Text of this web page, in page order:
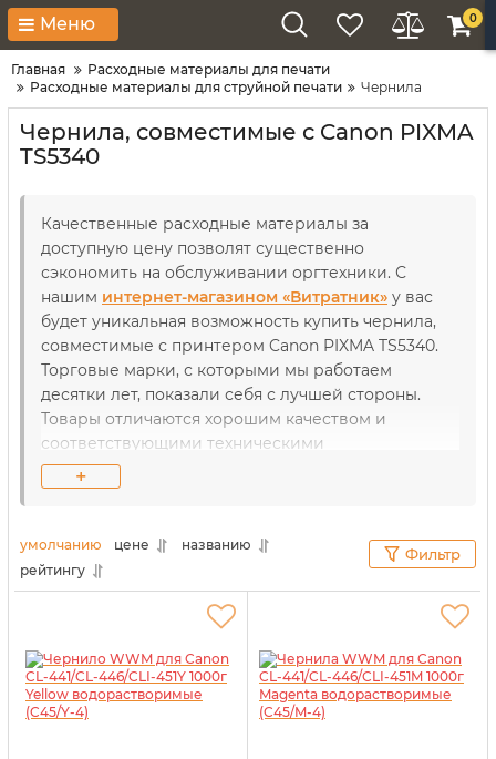
Меню 0
Главная
Расходные материалы для печати
Расходные материалы для струйной печати
Чернила
Чернила, совместимые с Canon PIXMA
TS5340
Качественные расходные материалы за
доступную цену позволят существенно
сэкономить на обслуживании оргтехники. С
нашим интернет-магазином «Витратник» у вас
будет уникальная возможность купить чернила,
совместимые с принтером Canon PIXMA TS5340.
Торговые марки, с которыми мы работаем
десятки лет, показали себя с лучшей стороны.
Товары отличаются хорошим качеством и
соответствующими техническими
характеристиками. В течение длительного
использования рабочие детали как принтеров,
состоянии. Поэтому, чтобы печатать на
профессиональном уровне, не нужно платить
большие деньги.
+
умолчанию цене
названию
рейтингу
Фильтр